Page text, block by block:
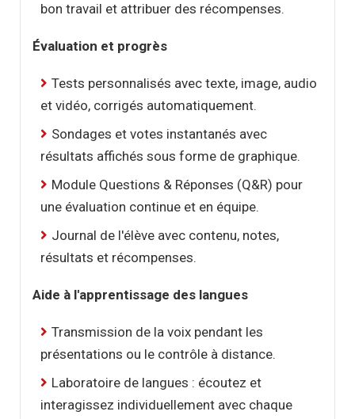
bon travail et attribuer des récompenses.
Évaluation et progrès
Tests personnalisés avec texte, image, audio
et vidéo, corrigés automatiquement.
Sondages et votes instantanés avec
résultats affichés sous forme de graphique.
Module Questions & Réponses (Q&R) pour
une évaluation continue et en équipe.
Journal de l'élève avec contenu, notes,
résultats et récompenses.
Aide à l'apprentissage des langues
Transmission de la voix pendant les
présentations ou le contrôle à distance.
Laboratoire de langues : écoutez et
interagissez individuellement avec chaque